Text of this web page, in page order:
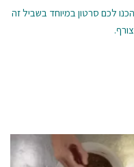
לכם סרטון במיוחד בשביל זה